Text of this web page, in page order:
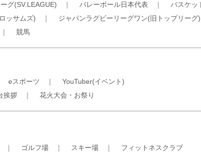
グ(SV.LEAGUE) ｜ バレーボール日本代表 ｜ バスケッ
ッサムズ) ｜ ジャパンラグビーリーグワン(旧トップリーグ)
競馬
eスポーツ ｜ YouTuber(イベント)
挨拶 ｜ 花火大会・お祭り
｜ ゴルフ場 ｜ スキー場 ｜ フィットネスクラブ